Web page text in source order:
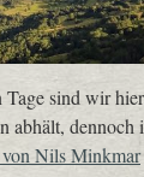
sind wir
abhält,
Nils Minkmar